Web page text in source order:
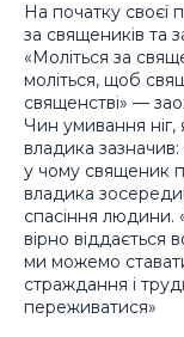
На початку своєї
за священиків та
«Моліться за
моліться, щоб
священстві» —
Чин умивання ніг,
владика
у чому священик
владика
спасіння людини.
вірно віддається
ми можемо
страждання і
переживатися»